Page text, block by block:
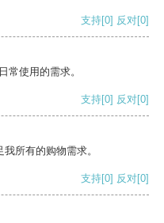
支持[0] 反对[0]
常使用的需求。
支持[0] 反对[0]
所有的购物需求。
支持[0] 反对[0]